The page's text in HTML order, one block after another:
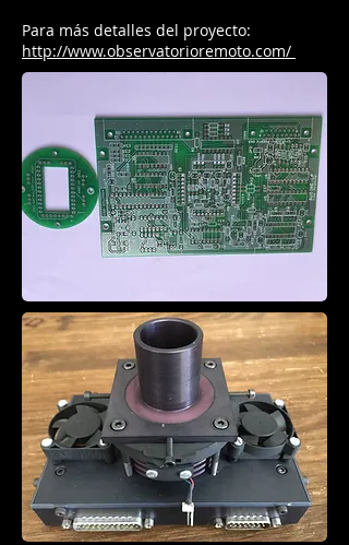
Para más detalles del proyecto:
http://www.observatorioremoto.com/